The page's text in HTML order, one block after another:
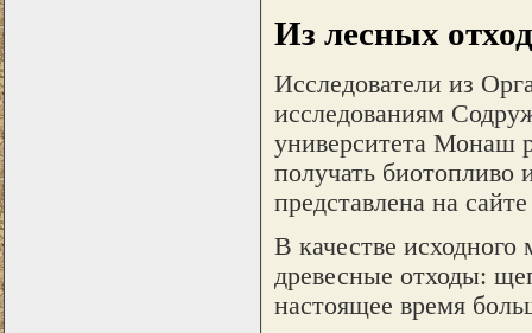
Из лесных
Исследователи из
исследованиям
университета Монаш
получать биотопливо
представлена на
В качестве исходного
древесные отходы:
настоящее время